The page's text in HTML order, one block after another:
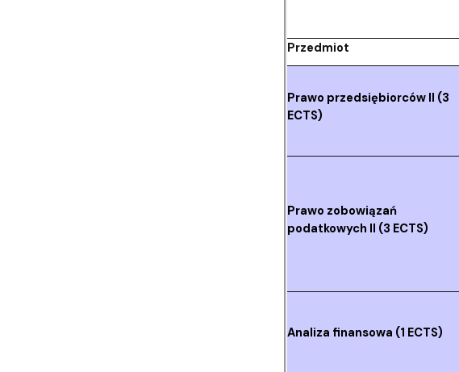
Przedmiot
Prawo przedsiębiorców II (3
ECTS)
Prawo zobowiązań
podatkowych II (3 ECTS)
Analiza finansowa (1 ECTS)